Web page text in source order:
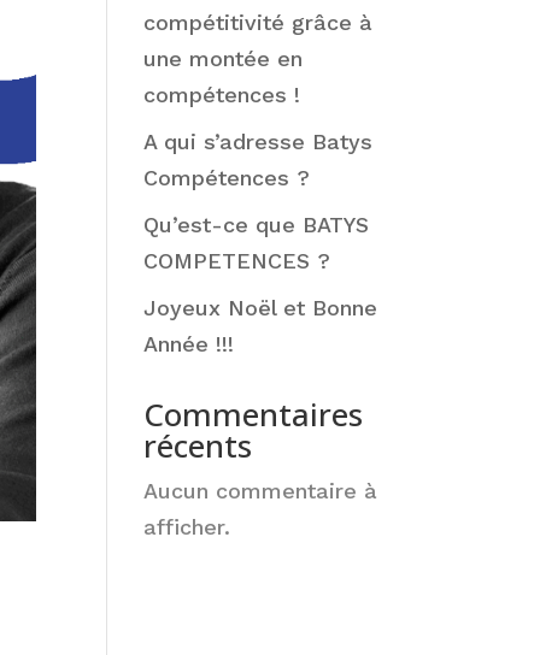
compétitivité grâce à
une montée en
compétences !
A qui s’adresse Batys
Compétences ?
Qu’est-ce que BATYS
COMPETENCES ?
Joyeux Noël et Bonne
Année !!!
Commentaires
récents
Aucun commentaire à
afficher.